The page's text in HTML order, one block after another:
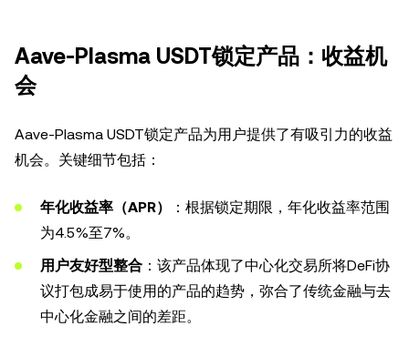
Aave-Plasma USDT锁定产品：收益机
会
Aave-Plasma USDT锁定产品为用户提供了有吸引力的收益
机会。关键细节包括：
年化收益率（APR）
：根据锁定期限，年化收益率范围
为4.5%至7%。
用户友好型整合 ：该产品体现了中心化交易所将DeFi协
议打包成易于使用的产品的趋势，弥合了传统金融与去
中心化金融之间的差距。